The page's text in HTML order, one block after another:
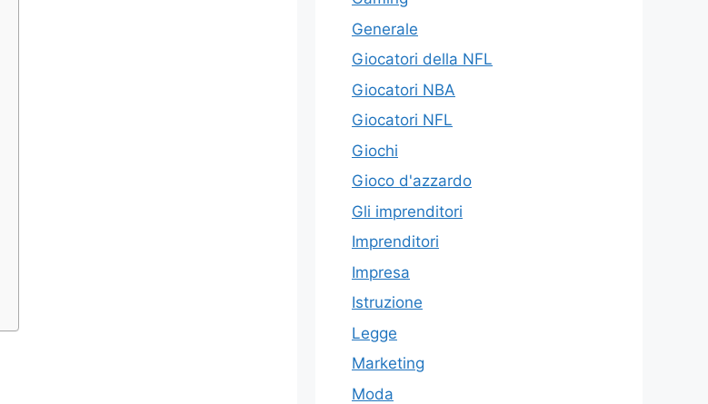
Generale
Giocatori della NFL
Giocatori NBA
Giocatori NFL
Giochi
Gioco d'azzardo
Gli imprenditori
Imprenditori
Impresa
Istruzione
Legge
Marketing
Moda